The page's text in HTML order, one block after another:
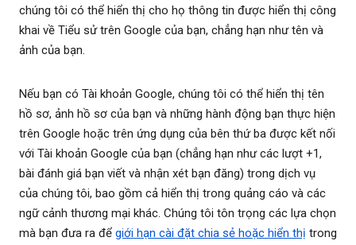
chúng tôi có thể hiển thị cho họ thông tin được hiển thị công
khai về Tiểu sử trên Google của bạn, chẳng hạn như tên và
ảnh của bạn.
Nếu bạn có Tài khoản Google, chúng tôi có thể hiển thị tên
hồ sơ, ảnh hồ sơ của bạn và những hành động bạn thực hiện
trên Google hoặc trên ứng dụng của bên thứ ba được kết nối
với Tài khoản Google của bạn (chẳng hạn như các lượt +1,
bài đánh giá bạn viết và nhận xét bạn đăng) trong dịch vụ
của chúng tôi, bao gồm cả hiển thị trong quảng cáo và các
ngữ cảnh thương mại khác. Chúng tôi tôn trọng các lựa chọn
mà bạn đưa ra để giới hạn cài đặt chia sẻ hoặc hiển thị trong